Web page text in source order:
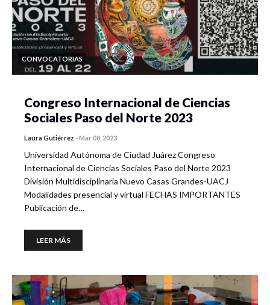
CONVOCATORIAS
Congreso Internacional de Ciencias
Sociales Paso del Norte 2023
Laura Gutiérrez -Mar 08, 2023
Universidad Autónoma de Ciudad Juárez Congreso
Internacional de Ciencias Sociales Paso del Norte 2023
División Multidisciplinaria Nuevo Casas Grandes-UACJ
Modalidades presencial y virtual FECHAS IMPORTANTES
Publicación de…
LEER MÁS